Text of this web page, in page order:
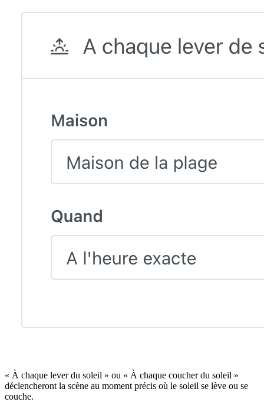
« À chaque lever du soleil » ou « À chaque coucher du soleil »
déclencheront la scène au moment précis où le soleil se lève ou se
couche.